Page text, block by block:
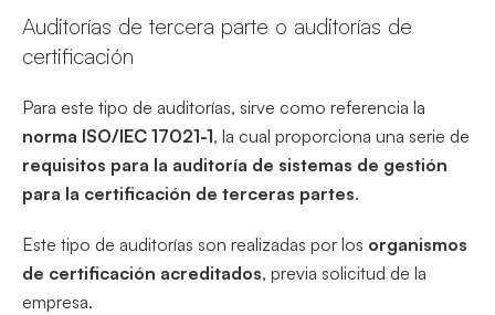
Auditorías de tercera parte o auditorías de
certificación
Para este tipo de auditorías, sirve como referencia la
norma ISO/IEC 17021-1, la cual proporciona una serie de
requisitos para la auditoría de sistemas de gestión
para la certificación de terceras partes.
Este tipo de auditorías son realizadas por los organismos
de certificación acreditados, previa solicitud de la
empresa.